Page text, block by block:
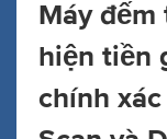
Máy
hiện tiền
chính xác